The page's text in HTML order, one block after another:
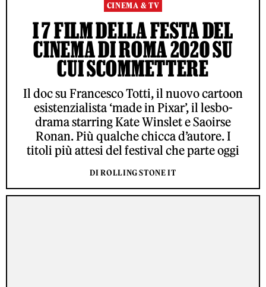
CINEMA & TV
I 7 FILM DELLA FESTA DEL
CINEMA DI ROMA 2020 SU
CUI SCOMMETTERE
Il doc su Francesco Totti, il nuovo cartoon
esistenzialista ‘made in Pixar’, il lesbo-
drama starring Kate Winslet e Saoirse
Ronan. Più qualche chicca d’autore. I
titoli più attesi del festival che parte oggi
DI ROLLING STONE IT